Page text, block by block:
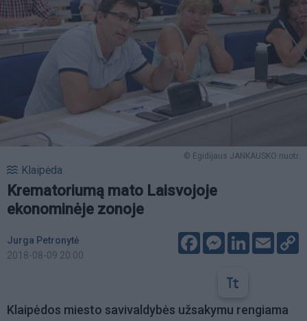
© Egidijaus JANKAUSKO nuotr.
Klaipėda
Krematoriumą mato Laisvojoje
ekonominėje zonoje
Jurga Petronytė
2018-08-09 20:00
FacebookMessenger
LinkedIn
Email
Klaipėdos miesto savivaldybės užsakymu rengiama